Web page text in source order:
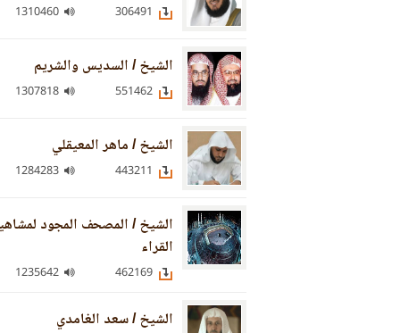
الشيخ / السديس والشريم
الشيخ / ماهر المعيقلي
الشيخ / المصحف المجود
القراء
الشيخ / سعد الغامدي